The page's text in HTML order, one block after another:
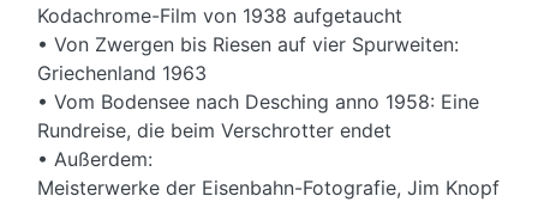
Kodachrome-Film von 1938 aufgetaucht
• Von Zwergen bis Riesen auf vier Spurweiten:
Griechenland 1963
• Vom Bodensee nach Desching anno 1958: Eine
Rundreise, die beim Verschrotter endet
• Außerdem:
Meisterwerke der Eisenbahn-Fotografie, Jim Knopf